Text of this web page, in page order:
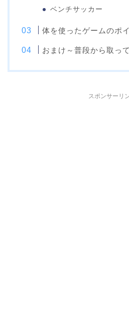
ベンチサッカー
体を使ったゲームのポ
おまけ～普段から取っ
スポンサーリ